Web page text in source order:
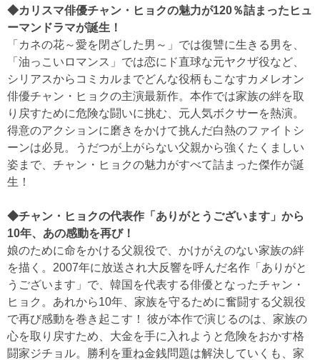
◆カリスマ俳優チャン・ヒョクの魅力が120％詰まったヒュ
ーマンドラマが誕生！
「カネの花～愛を閉ざした男～」では復讐に生きる男を、
「油っこいロマンス」では恋にド直球な元ヤクザ役など、
シリアスからコミカルまでどんな役柄もこなすカメレオン
俳優チャン・ヒョクの主演最新作。本作では家族の絆を取
り戻すために危険な闘いに挑む、元人気ボクサーを熱演。
得意のアクションに磨きをかけて挑んだ白熱のファイトシ
ーンは必見。うだつが上がらない父親から強くたくましい
姿まで、チャン・ヒョクの魅力がすべて詰まった傑作が誕
生！
◆チャン・ヒョクの代表作「ありがとうございます」から
10年、あの感動を再び！
娘のために命をかける父親役で、かけがえのない家族の絆
を描く。2007年に放送され大反響を呼んだ名作「ありがと
うございます」で、韓国を代表する俳優となったチャン・
ヒョク。あれから10年、家族を守るために奮闘する父親役
で再び感動を巻き起こす！ 彼が本作で演じるのは、家族の
心を取り戻すため、大金を手に入れようと危険をおかす格
闘家ジチョル。勝利を重ね金銭問題は解決していくも、家